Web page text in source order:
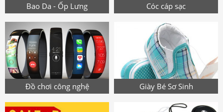
Bao Da - Ốp Lưng Cóc cáp sạc
Đồ chơi công nghệ Giày Bé Sơ Sinh